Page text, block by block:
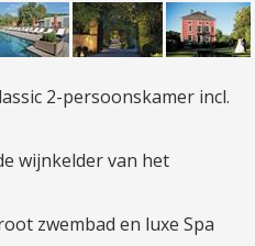
2-persoonskamer incl.
wijnkelder van het
zwembad en luxe Spa